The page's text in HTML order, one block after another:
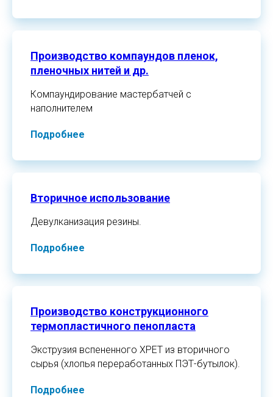
Производство компаундов пленок,
пленочных нитей и др.
Компаундирование мастербатчей с
наполнителем
Подробнее
Вторичное использование
Девулканизация резины.
Подробнее
Производство конструкционного
термопластичного пенопласта
Экструзия вспененного XPET из вторичного
сырья (хлопья переработанных ПЭТ-бутылок).
Подробнее